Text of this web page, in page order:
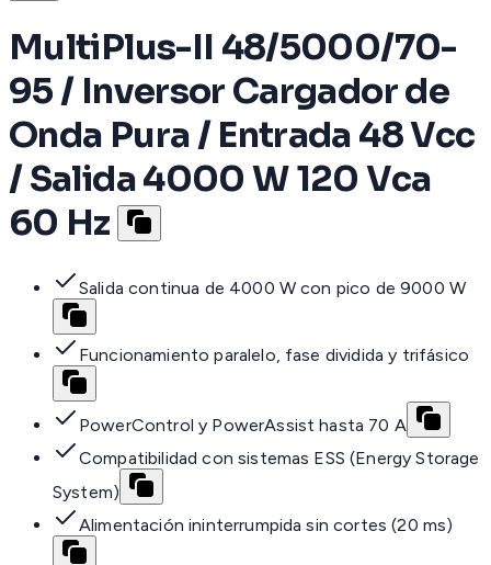
MultiPlus-II 48/5000/70-
95 / Inversor Cargador de
Onda Pura / Entrada 48 Vcc
/ Salida 4000 W 120 Vca
60 Hz
Salida continua de 4000 W con pico de 9000 W
Funcionamiento paralelo, fase dividida y trifásico
PowerControl y PowerAssist hasta 70 A
Compatibilidad con sistemas ESS (Energy Storage
System)
Alimentación ininterrumpida sin cortes (20 ms)